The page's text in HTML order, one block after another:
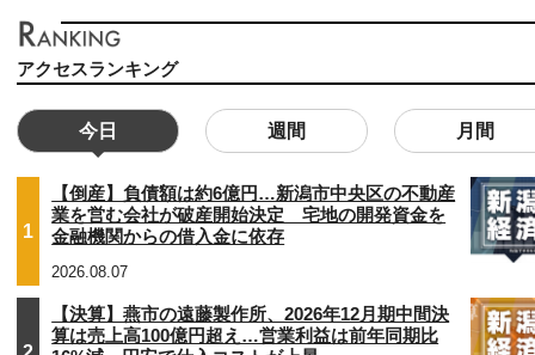
アクセスランキング
今日 週間 月間
1
【倒産】負債額は約6億円…新潟市中央区の不動産
業を営む会社が破産開始決定 宅地の開発資金を
金融機関からの借入金に依存
2026.08.07
【決算】燕市の遠藤製作所、2026年12月期中間決
算は売上高100億円超え…営業利益は前年同期比